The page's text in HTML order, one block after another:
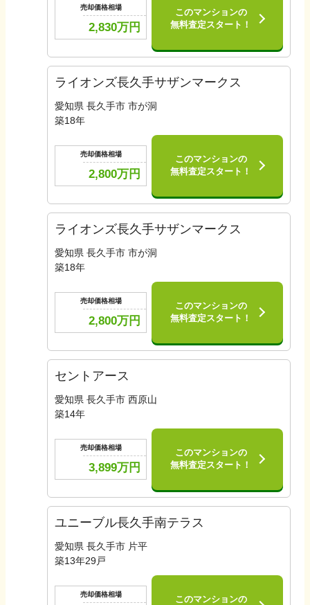
売却価格相場
2,830万円
このマンションの
無料査定スタート！
ライオンズ長久手サザンマークス
愛知県 長久手市 市が洞
築18年
売却価格相場
2,800万円
このマンションの
無料査定スタート！
ライオンズ長久手サザンマークス
愛知県 長久手市 市が洞
築18年
売却価格相場
2,800万円
このマンションの
無料査定スタート！
セントアース
愛知県 長久手市 西原山
築14年
売却価格相場
3,899万円
このマンションの
無料査定スタート！
ユニーブル長久手南テラス
愛知県 長久手市 片平
築13年29戸
売却価格相場
このマンションの